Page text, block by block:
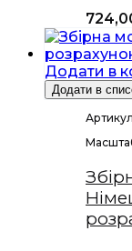
Додати в
Додати в